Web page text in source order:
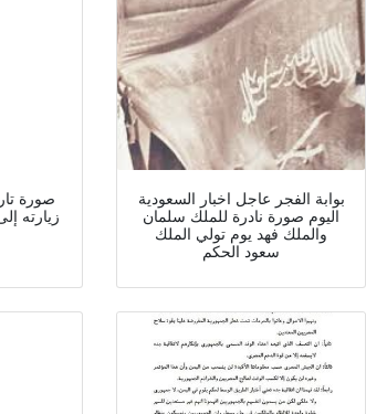
صورة
زيارته
بوابة الفجر عاجل اخبار السعودية
اليوم صورة نادرة للملك سلمان
والملك فهد يوم تولي الملك
سعود الحكم